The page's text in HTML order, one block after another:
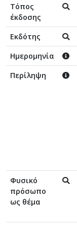
Τόπος
έκδοσης
Εκδότης
Ημερομηνία
Περίληψη
Φυσικό
πρόσωπο
ως θέμα